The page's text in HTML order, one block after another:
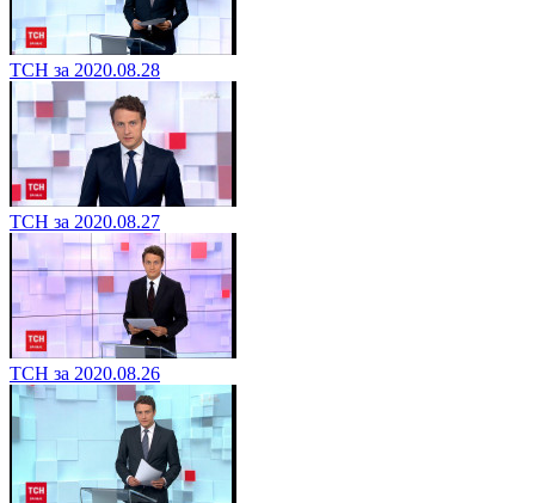
ТСН за 2020.08.28
ТСН за 2020.08.27
ТСН за 2020.08.26